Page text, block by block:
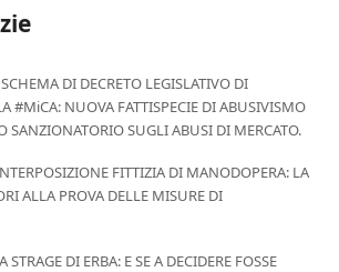
DI DECRETO LEGISLATIVO DI
#MiCA: NUOVA FATTISPECIE DI ABUSIVISMO
SANZIONATORIO SUGLI ABUSI DI MERCATO.
FITTIZIA DI MANODOPERA: LA
ALLA PROVA DELLE MISURE DI
STRAGE DI ERBA: E SE A DECIDERE FOSSE